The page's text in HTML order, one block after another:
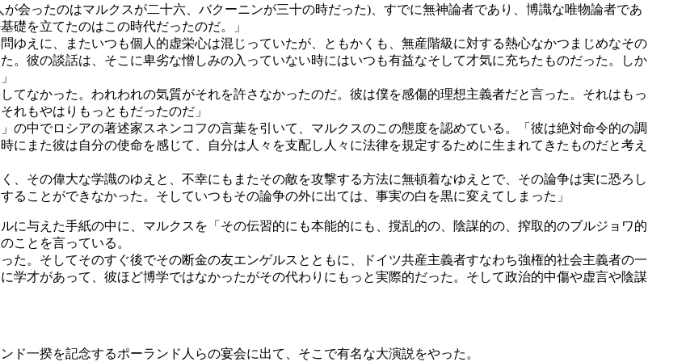
会ったのはマルクスが二十六、バクーニンが三十の時だった)、すでに無神論者であり、博識な唯物論者であ
礎を立てたのはこの時代だったのだ。」
ゆえに、またいつも個人的虚栄心は混じっていたが、ともかくも、無産階級に対する熱心なかつまじめなその
。彼の談話は、そこに卑劣な憎しみの入っていない時にはいつも有益なそして才気に充ちたものだった。しか
てなかった。われわれの気質がそれを許さなかったのだ。彼は僕を感傷的理想主義者だと言った。それはもっ
れもやはりもっともだったのだ」
中でロシアの著述家スネンコフの言葉を引いて、マルクスのこの態度を認めている。「彼は絶対命令的の調
にまた彼は自分の使命を感じて、自分は人々を支配し人々に法律を規定するために生まれてきたものだと考え
その偉大な学識のゆえと、不幸にもまたその敵を攻撃する方法に無頓着なゆえとで、その論争は実に恐ろし
ることができなかった。そしていつもその論争の外に出ては、事実の白を黒に変えてしまった」
与えた手紙の中に、マルクスを「その伝習的にも本能的にも、撹乱的の、陰謀的の、搾取的のブルジョワ的
ことを言っている。
た。そしてそのすぐ後でその断金の友エンゲルスとともに、ドイツ共産主義者すなわち強権的社会主義者の一
学才があって、彼ほど博学ではなかったがその代わりにもっと実際的だった。そして政治的中傷や虚言や陰謀
一揆を記念するポーランド人らの宴会に出て、そこで有名な大演説をやった。